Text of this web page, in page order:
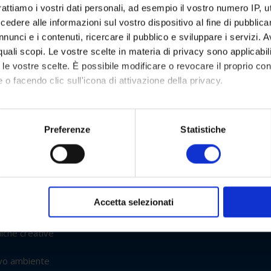
i vostri dati personali, ad esempio il vostro numero IP,
alle informazioni sul vostro dispositivo al fine di
e i contenuti, ricercare il pubblico e sviluppare i servizi.
scopi. Le vostre scelte in materia di privacy sono
vostre scelte. È possibile modificare o revocare il proprio
o facendo clic sull'icona di attivazione della privacy.
anche:
sulla tua posizione geografica, con un'approssimazione di
in qualsiasi momento dalla Dichiarazione sui cookie.
contenuti ed annunci, per fornire funzionalità dei
informazioni sul modo in cui utilizza il nostro sito con i
e social media, i quali potrebbero combinarle con altre
dei loro servizi.
Preferenze Statistiche
Accetta selezionati
-geografica
secondari
pensiero
creative
ambiente